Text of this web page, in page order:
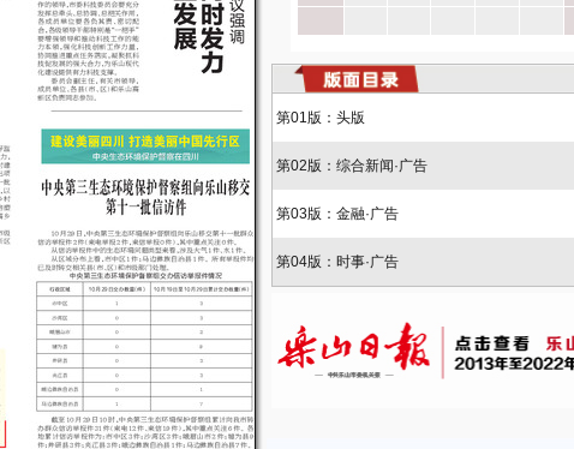
第01版：头版
第02版：综合新闻·广告
第03版：金融·广告
第04版：时事·广告